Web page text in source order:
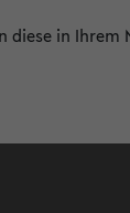
diese in